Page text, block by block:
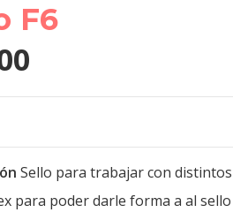
F6
Sello para trabajar con
para poder darle forma a al